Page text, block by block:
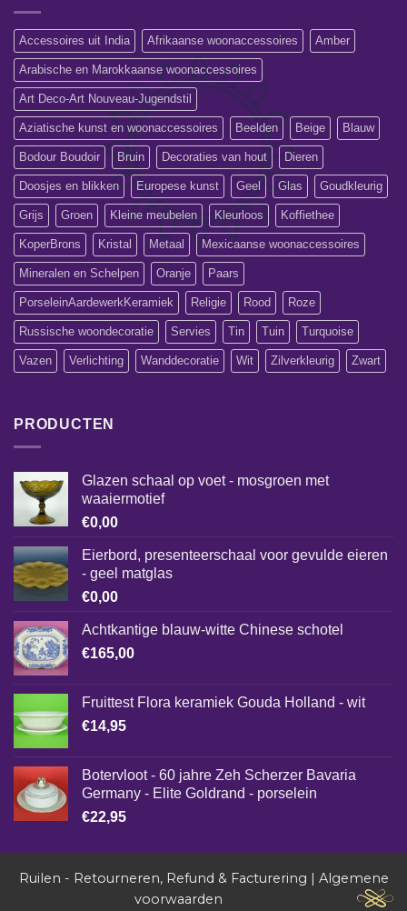
Accessoires uit India Afrikaanse woonaccessoires Amber
Arabische en Marokkaanse woonaccessoires
Art Deco-Art Nouveau-Jugendstil
Aziatische kunst en woonaccessoires Beelden Beige Blauw
Bodour Boudoir Bruin Decoraties van hout Dieren
Doosjes en blikken Europese kunst Geel Glas Goudkleurig
Grijs Groen Kleine meubelen Kleurloos Koffiethee
KoperBrons Kristal Metaal Mexicaanse woonaccessoires
Mineralen en Schelpen Oranje Paars
PorseleinAardewerkKeramiek Religie Rood Roze
Russische woondecoratie Servies Tin Tuin Turquoise
Vazen Verlichting Wanddecoratie Wit Zilverkleurig Zwart
PRODUCTEN
Glazen schaal op voet - mosgroen met
waaiermotief
€0,00
Eierbord, presenteerschaal voor gevulde eieren
- geel matglas
€0,00
Achtkantige blauw-witte Chinese schotel
€165,00
Fruittest Flora keramiek Gouda Holland - wit
€14,95
Botervloot - 60 jahre Zeh Scherzer Bavaria
Germany - Elite Goldrand - porselein
€22,95
Ruilen - Retourneren, Refund & Facturering | Algemene
voorwaarden